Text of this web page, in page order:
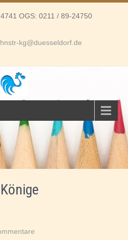
OGS: 0211 / 89-24750
kg@duesseldorf.de